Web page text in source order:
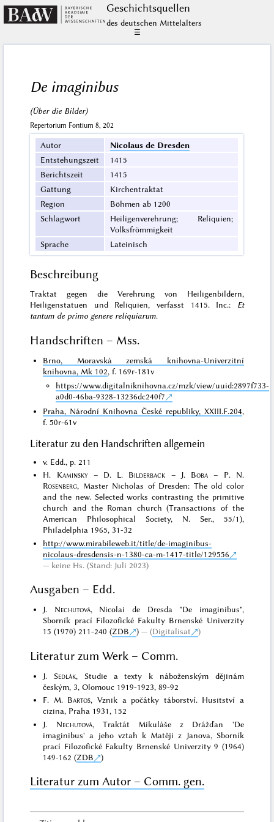
Geschichts­quellen
des deutschen Mittelalters
☰
De imaginibus
(Über die Bilder)
Repertorium Fontium 8, 202
Autor
Nicolaus de Dresden
Entstehungszeit
1415
Berichtszeit
1415
Gattung
Kirchentraktat
Region
Böhmen ab 1200
Schlagwort
Heiligenverehrung; Reliquien;
Volksfrömmigkeit
Sprache
Lateinisch
Beschreibung
Traktat gegen die Verehrung von Heiligenbildern,
Heiligenstatuen und Reliquien, verfasst 1415. Inc.: Et
tantum de primo genere reliquiarum.
Handschriften – Mss.
Brno, Moravská zemská knihovna-Univerzitní
knihovna, Mk 102, f. 169r-181v
https://www.digitalniknihovna.cz/mzk/view/uuid:2897f733-
a0d0-46ba-9328-13236dc240f7
Praha, Národní Knihovna České republiky, XXIII.F.204,
f. 50r-61v
Literatur zu den Handschriften allgemein
v. Edd., p. 211
H. Kaminsky– D. L. Bilderback – J. Boba – P. N.
Rosenberg, Master Nicholas of Dresden: The old color
and the new. Selected works contrasting the primitive
church and the Roman church (Transactions of the
American Philosophical Society, N. Ser., 55/1),
Philadelphia 1965, 31-32
http://www.mirabileweb.it/title/de-imaginibus-
nicolaus-dresdensis-n-1380-ca-m-1417-title/129556
keine Hs. (Stand: Juli 2023)
Ausgaben – Edd.
J. Nechutová, Nicolai de Dresda "De imaginibus",
Sborník prací Filozofické Fakulty Brnenské Univerzity
15 (1970) 211-240 (ZDB ) (Digitalisat )
Literatur zum Werk – Comm.
J. Sedlák, Studie a texty k náboženským dějinám
českým, 3, Olomouc 1919-1923, 89-92
F. M. Bartoš, Vznik a počátky táborství. Husitství a
cizina, Praha 1931, 152
J. Nechutová, Traktát Mikuláše z Drážďan 'De
imaginibus' a jeho vztah k Matěji z Janova, Sborník
prací Filozofické Fakulty Brnenské Univerzity 9 (1964)
149-162 (ZDB )
Literatur zum Autor – Comm. gen.